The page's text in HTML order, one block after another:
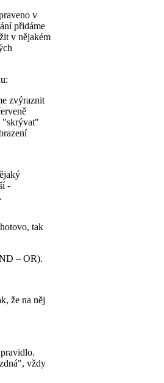
v
přidáme
v nějakém
zvýraznit
"skrývat"
-
.
tak
– OR).
že na něj
vždy